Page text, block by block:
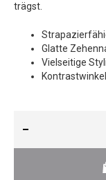
trägst.
Glatte
Vielseitige